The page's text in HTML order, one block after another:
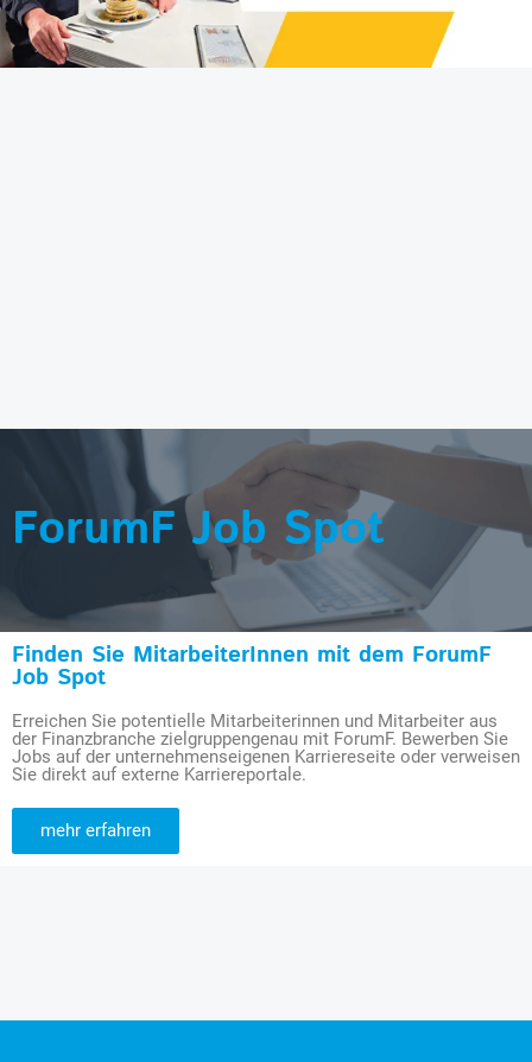
ForumF Job Spot
Finden Sie MitarbeiterInnen mit dem ForumF
Job Spot
Erreichen Sie potentielle Mitarbeiterinnen und Mitarbeiter aus
der Finanzbranche zielgruppengenau mit ForumF. Bewerben Sie
Jobs auf der unternehmenseigenen Karriereseite oder verweisen
Sie direkt auf externe Karriereportale.
mehr erfahren